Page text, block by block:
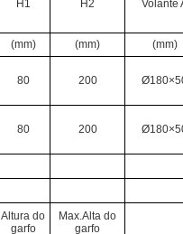
H1 H2 Volante
(mm) (mm) (mm)
80
200
80
200
Altura do
garfo
Max.Alta do
garfo